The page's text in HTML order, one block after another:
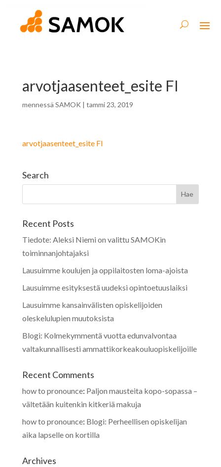
arvotjaasenteet_esite FI
mennessä SAMOK | tammi 23, 2019
arvotjaasenteet_esite FI
Search
Recent Posts
Tiedote: Aleksi Niemi on valittu SAMOKin
toiminnanjohtajaksi
Lausuimme koulujen ja oppilaitosten loma-ajoista
Lausuimme esityksestä uudeksi opintoetuuslaiksi
Lausuimme kansainvälisten opiskelijoiden
oleskelulupien muutoksista
Blogi: Kolmekymmentä vuotta edunvalvontaa
valtakunnallisesti ammattikorkeakouluopiskelijoille
Recent Comments
how to pronounce: Paljon mausteita kopo-sopassa –
vältetään kuitenkin kitkeriä makuja
how to pronounce: Blogi: Perheellisen opiskelijan
aika lapselle on kortilla
Archives